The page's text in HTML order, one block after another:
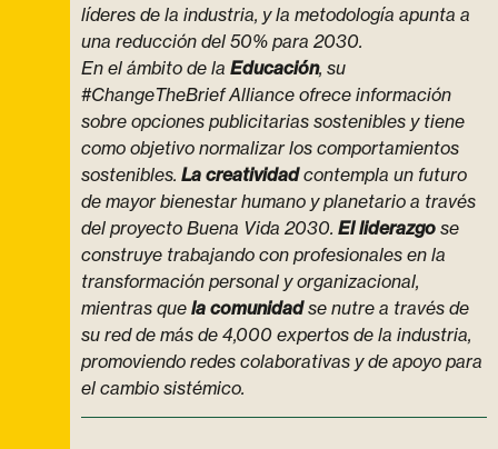
líderes de la industria, y la metodología apunta a
una reducción del 50% para 2030.
En el ámbito de la Educación, su
#ChangeTheBrief Alliance ofrece información
sobre opciones publicitarias sostenibles y tiene
como objetivo normalizar los comportamientos
sostenibles. La creatividadcontempla un futuro
de mayor bienestar humano y planetario a través
del proyecto Buena Vida 2030. El liderazgose
construye trabajando con profesionales en la
transformación personal y organizacional,
mientras que la comunidadse nutre a través de
su red de más de 4,000 expertos de la industria,
promoviendo redes colaborativas y de apoyo para
el cambio sistémico.